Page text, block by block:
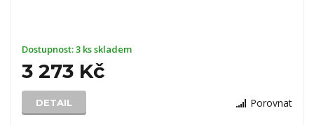
Dostupnost:3 ks skladem
3 273 Kč
DETAIL Porovnat